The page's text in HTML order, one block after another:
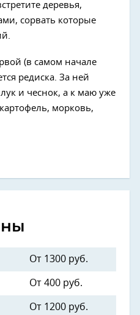
деревья,
сорвать которые
(в самом начале
редиска. За ней
и чеснок, а к маю уже
морковь,
От 1300 руб.
От 400 руб.
От 1200 руб.